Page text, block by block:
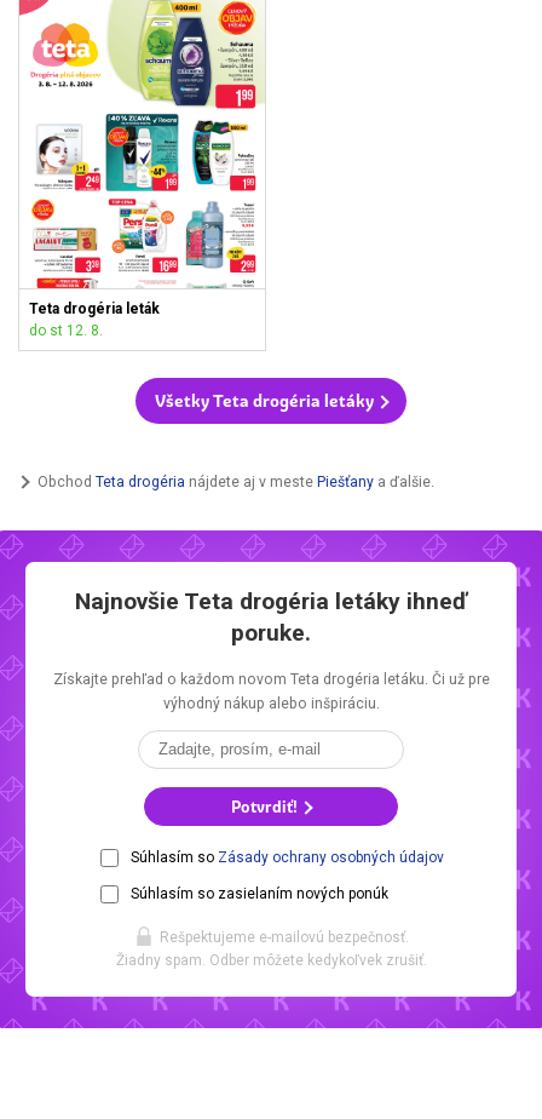
Teta drogéria leták
do st 12. 8.
Všetky Teta drogéria letáky
Obchod Teta drogéria nájdete aj v meste Piešťany a ďalšie.
Najnovšie Teta drogéria letáky ihneď
poruke.
Získajte prehľad o každom novom Teta drogéria letáku. Či už pre
výhodný nákup alebo inšpiráciu.
Potvrdiť!
Súhlasím so Zásady ochrany osobných údajov
Súhlasím so zasielaním nových ponúk
Rešpektujeme e-mailovú bezpečnosť.
Žiadny spam. Odber môžete kedykoľvek zrušiť.